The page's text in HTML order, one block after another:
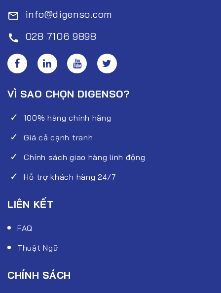
mail_outline info@digenso.com
call 028 7106 9898
VÌ SAO CHỌN DIGENSO?
100% hàng chính hãng
Giá cả cạnh tranh
Chính sách giao hàng linh động
Hỗ trợ khách hàng 24/7
LIÊN KẾT
FAQ
Thuật Ngữ
CHÍNH SÁCH